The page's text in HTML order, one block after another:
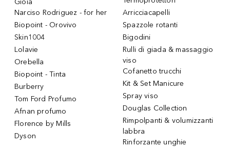
Gioia
Narciso Rodriguez - for her
Biopoint - Orovivo
Skin1004
Lolavie
Orebella
Biopoint - Tinta
Burberry
Tom Ford Profumo
Afnan profumo
Florence by Mills
Dyson
Arricciacapelli
Spazzole rotanti
Bigodini
Rulli di giada & massaggio
viso
Cofanetto trucchi
Kit & Set Manicure
Spray viso
Douglas Collection
Rimpolpanti & volumizzanti
labbra
Rinforzante unghie